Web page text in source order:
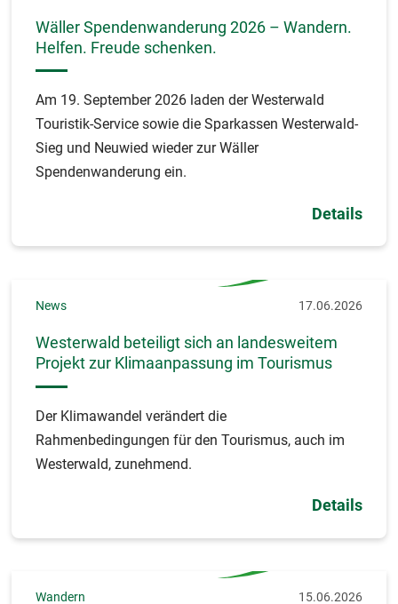
Wäller Spendenwanderung 2026 – Wandern.
Helfen. Freude schenken.
Am 19. September 2026 laden der Westerwald
Touristik-Service sowie die Sparkassen Westerwald-
Sieg und Neuwied wieder zur Wäller
Spendenwanderung ein.
Details
News 17.06.2026
Westerwald beteiligt sich an landesweitem
Projekt zur Klimaanpassung im Tourismus
Der Klimawandel verändert die
Rahmenbedingungen für den Tourismus, auch im
Westerwald, zunehmend.
Details
Wandern 15.06.2026